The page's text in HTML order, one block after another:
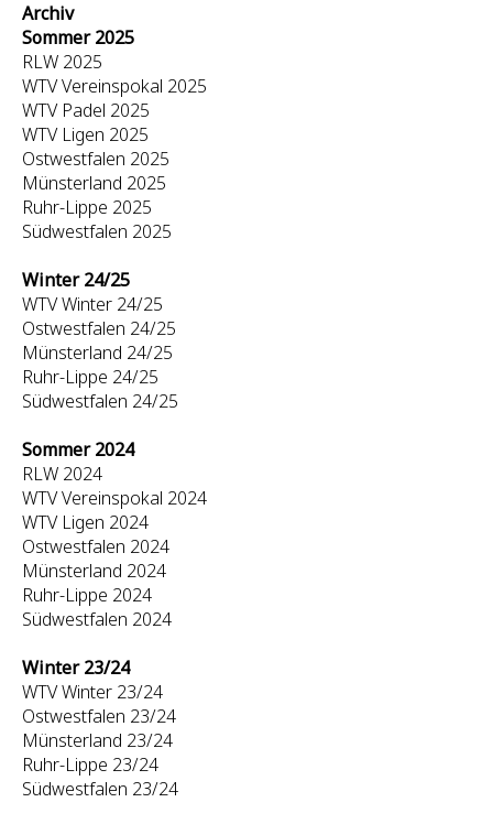
Archiv
Sommer 2025
RLW 2025
WTV Vereinspokal 2025
WTV Padel 2025
WTV Ligen 2025
Ostwestfalen 2025
Münsterland 2025
Ruhr-Lippe 2025
Südwestfalen 2025
Winter 24/25
WTV Winter 24/25
Ostwestfalen 24/25
Münsterland 24/25
Ruhr-Lippe 24/25
Südwestfalen 24/25
Sommer 2024
RLW 2024
WTV Vereinspokal 2024
WTV Ligen 2024
Ostwestfalen 2024
Münsterland 2024
Ruhr-Lippe 2024
Südwestfalen 2024
Winter 23/24
WTV Winter 23/24
Ostwestfalen 23/24
Münsterland 23/24
Ruhr-Lippe 23/24
Südwestfalen 23/24